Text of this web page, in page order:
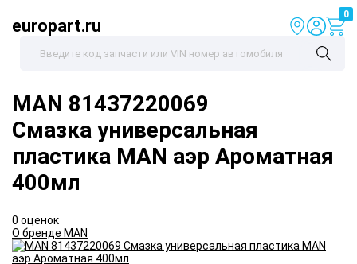
europart.ru
0
MAN 81437220069
Смазка универсальная
пластика MAN аэр Ароматная
400мл
0 оценок
О бренде MAN